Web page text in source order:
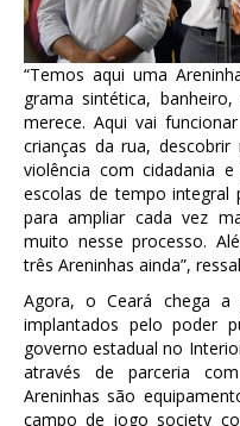
“Temos aqui uma
grama sintética,
merece. Aqui vai
crianças da rua,
violência com cidadania
escolas de tempo integral
para ampliar cada vez
muito nesse processo.
três Areninhas ainda”,
Agora, o Ceará chega a
implantados pelo poder
governo estadual no
através de parceria
Areninhas são
campo de jogo society